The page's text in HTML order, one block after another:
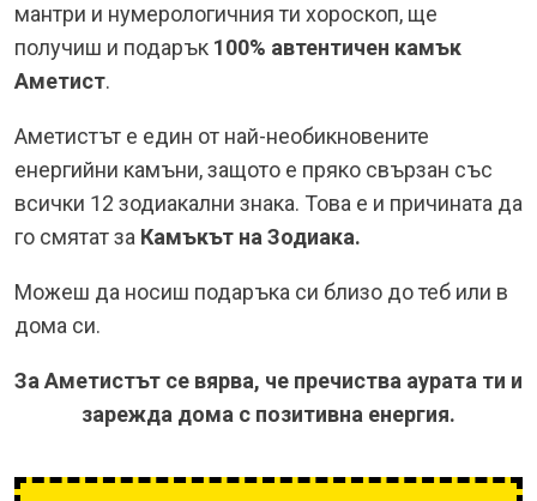
мантри и нумерологичния ти хороскоп, ще
получиш и подарък 100% автентичен камък
Аметист.
Аметистът е един от най-необикновените
енергийни камъни, защото е пряко свързан със
всички 12 зодиакални знака. Това е и причината да
го смятат за Камъкът на Зодиака.
Можеш да носиш подаръка си близо до теб или в
дома си.
За Аметистът се вярва, че пречиства аурата ти и
зарежда дома с позитивна енергия.